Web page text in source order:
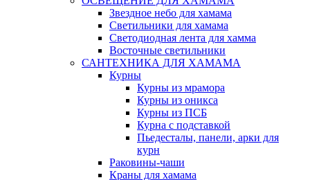
Звездное небо для хамама
Светильники для хамама
Светодиодная лента для хамма
Восточные светильники
САНТЕХНИКА ДЛЯ ХАМАМА
Курны
Курны из мрамора
Курны из оникса
Курны из ПСБ
Курна с подставкой
Пьедесталы, панели, арки для
курн
Раковины-чаши
Краны для хамама